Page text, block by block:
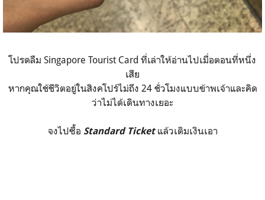
โปรดลืม Singapore Tourist Card ที่เล่าให้อ่านไปเมื่อตอนที่หนึ่ง
เสีย
หากคุณใช้ชีวิตอยู่ในสิงคโปร์ไม่ถึง 24 ชั่วโมงแบบข้าพเจ้าและคิด
ว่าไม่ได้เดินทางเยอะ
จงไปซื้อ Standard Ticketแล้วเติมเงินเอา